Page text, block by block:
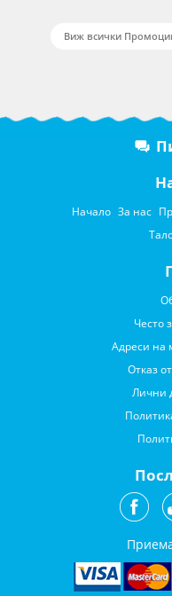
Виж всички
Начало За нас
Често
Адреси на
Отказ
Лични